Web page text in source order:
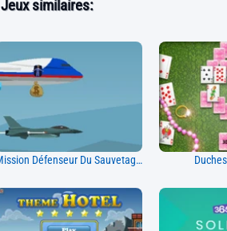
Jeux similaires:
Mission Défenseur Du Sauvetage Obama